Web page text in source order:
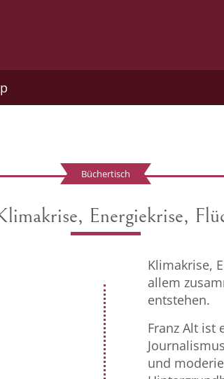
Büchertisch
Energiekrise,
Klimakrise,
allem
entstehen.
Franz Alt ist
und